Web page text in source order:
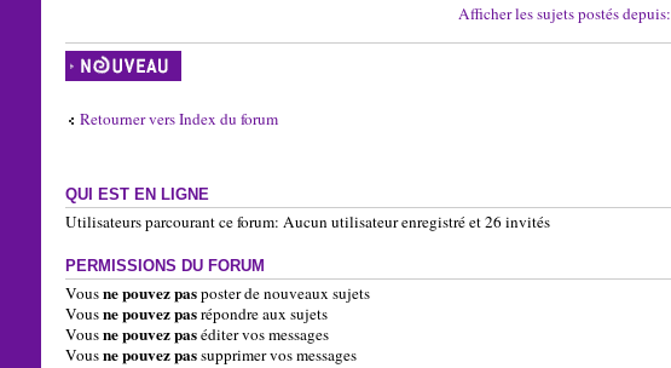
Afficher les sujets postés depuis:
Écrire un nouveau
sujet
Retourner vers Index du forum
QUI EST EN LIGNE
Utilisateurs parcourant ce forum: Aucun utilisateur enregistré et 26 invités
PERMISSIONS DU FORUM
Vousne pouvez pasposter de nouveaux sujets
Vousne pouvez pasrépondre aux sujets
Vousne pouvez paséditer vos messages
Vousne pouvez passupprimer vos messages